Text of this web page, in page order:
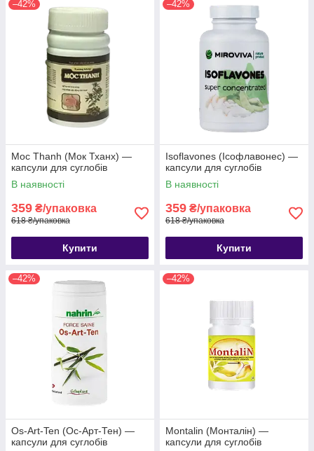
–42%
Moc Thanh (Мок Тханх) —
капсули для суглобів
В наявності
359 ₴/упаковка
618 ₴/упаковка
Купити
–42%
Isoflavones (Ісофлавонес) —
капсули для суглобів
В наявності
359 ₴/упаковка
618 ₴/упаковка
Купити
–42%
Os-Art-Ten (Ос-Арт-Тен) —
капсули для суглобів
–42%
Montalin (Монталін) —
капсули для суглобів